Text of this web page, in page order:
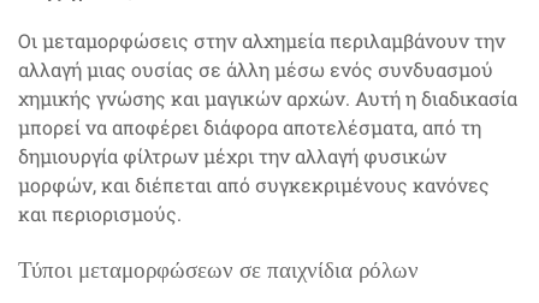
Οι μεταμορφώσεις στην αλχημεία περιλαμβάνουν την
αλλαγή μιας ουσίας σε άλλη μέσω ενός συνδυασμού
χημικής γνώσης και μαγικών αρχών. Αυτή η διαδικασία
μπορεί να αποφέρει διάφορα αποτελέσματα, από τη
δημιουργία φίλτρων μέχρι την αλλαγή φυσικών
μορφών, και διέπεται από συγκεκριμένους κανόνες
και περιορισμούς.
Τύποι μεταμορφώσεων σε παιχνίδια ρόλων